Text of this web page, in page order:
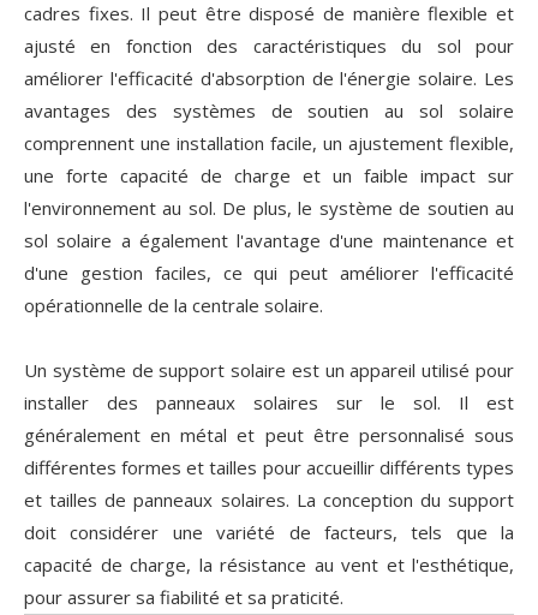
cadres fixes. Il peut être disposé de manière flexible et
ajusté en fonction des caractéristiques du sol pour
améliorer l'efficacité d'absorption de l'énergie solaire. Les
avantages des systèmes de soutien au sol solaire
comprennent une installation facile, un ajustement flexible,
une forte capacité de charge et un faible impact sur
l'environnement au sol. De plus, le système de soutien au
sol solaire a également l'avantage d'une maintenance et
d'une gestion faciles, ce qui peut améliorer l'efficacité
opérationnelle de la centrale solaire.
Un système de support solaire est un appareil utilisé pour
installer des panneaux solaires sur le sol. Il est
généralement en métal et peut être personnalisé sous
différentes formes et tailles pour accueillir différents types
et tailles de panneaux solaires. La conception du support
doit considérer une variété de facteurs, tels que la
capacité de charge, la résistance au vent et l'esthétique,
pour assurer sa fiabilité et sa praticité.